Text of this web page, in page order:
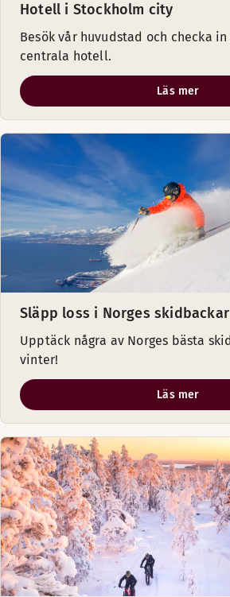
Hotell i Stockholm city
Besök vår huvudstad och checka
centrala hotell.
Läs mer
Släpp loss i Norges skidbackar
Upptäck några av Norges bästa
vinter!
Läs mer